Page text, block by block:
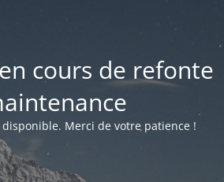
cours de refonte
Merci de votre patience !